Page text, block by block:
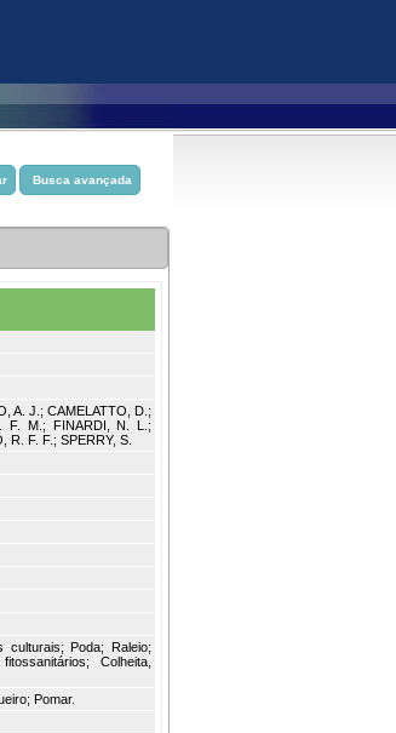
A. J.; CAMELATTO, D.;
F. M.; FINARDI, N. L.;
R. F. F.; SPERRY, S.
culturais; Poda; Raleio;
Colheita,
Pomar.